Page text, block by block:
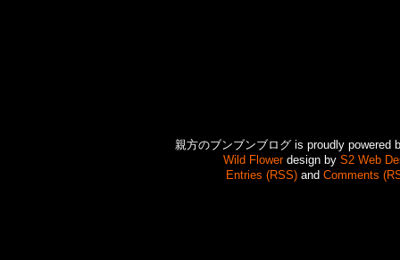
親方のブンブンブログ is proudly powered
Wild Flowerdesign by S2 Web
Entries (RSS)and Comments